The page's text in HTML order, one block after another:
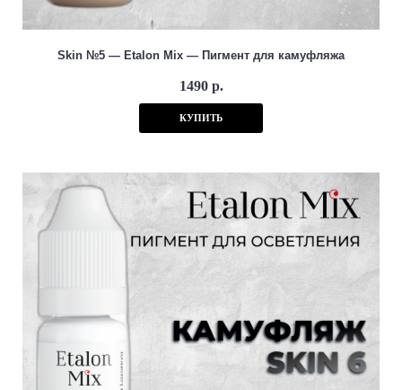
Skin №5 — Etalon Mix — Пигмент для камуфляжа
1490 р.
КУПИТЬ